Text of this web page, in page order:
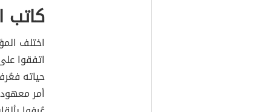
كاتب
اختلف
اتفقوا
حياته
أمر